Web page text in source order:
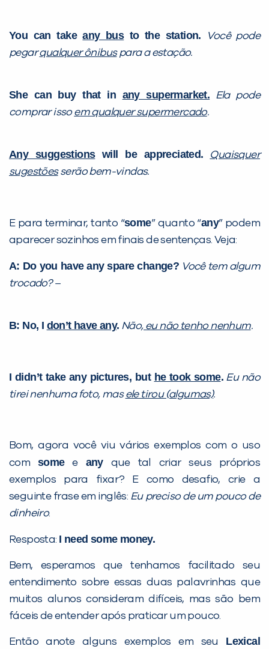
You can takeany busto the station.
Você pode
pegarqualquer ônibuspara a estação.
She can buy that in any supermarket.
Ela pode
comprar issoem qualquer supermercado.
Any suggestionswill be appreciated.
Quaisquer
sugestõesserão bem-vindas.
E para terminar, tanto “some” quanto “any” podem
aparecer sozinhos em finais de sentenças. Veja:
A: Do you have any spare change? Você tem algum
trocado? –
B: No, I don’t have any. Não, eu não tenho nenhum.
I didn’t take any pictures, but he took some. Eu não
tirei nenhuma foto, masele tirou (algumas).
Bom, agora você viu vários exemplos com o uso
com somee anyque tal criar seus próprios
exemplos para fixar? E como desafio, crie a
seguinte frase em inglês: Eu preciso de um pouco de
dinheiro.
Resposta: I need some money.
Bem, esperamos que tenhamos facilitado seu
entendimento sobre essas duas palavrinhas que
muitos alunos consideram difíceis, mas são bem
fáceis de entender após praticar um pouco.
Então anote alguns exemplos em seu Lexical